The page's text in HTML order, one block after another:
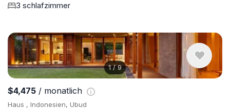
3 schlafzimmer
1/9
$4,475 / monatlich
Haus , Indonesien, Ubud